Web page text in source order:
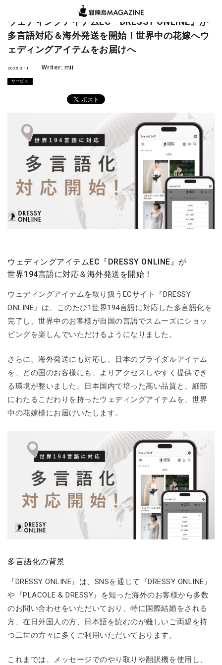
ウェディングアイテムEC『DRESSY ONLINE』が
多言語対応＆海外発送を開始！世界中の花嫁へウ
ェディングアイテムをお届けへ
2025.3.11 Writer: mii
サービス
ウェディングアイテムEC『DRESSY ONLINE』が
世界194言語に対応＆海外発送を開始！
ウェディングアイテムを取り扱うECサイト『DRESSY
ONLINE』は、このたび1世界194言語に対応した多言語化を
完了し、世界中のお客様が自国の言語でスムーズにショッ
ピングを楽しんでいただけるようになりました。
さらに、海外発送にも対応し、日本のブライダルアイテム
を、どの国のお客様にも、よりアクセスしやすく提供でき
る環境が整いました。日本国内で培った高い品質と、細部
にわたるこだわりを持ったウェディングアイテムを、世界
中の花嫁様にお届けいたします。
多言語化の背景
『DRESSY ONLINE』は、SNSを通じて『DRESSY ONLINE』
や『PLACOLE & DRESSY』を知った海外のお客様から多数
のお問い合わせをいただいており、特に国際結婚をされる
方、在日外国人の方、日本語を読むのが難しいご両親を持
つ二世の方々に多くご利用いただいております。
これまでは、メッセージでのやり取りや翻訳機を使用し、